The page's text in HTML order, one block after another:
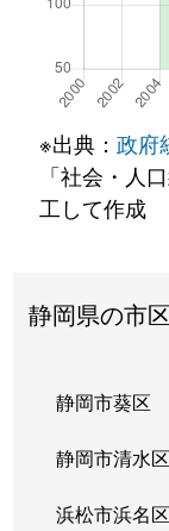
※出典： 政府
「社会・人
工して作成
静岡県の市
静岡市葵区
静岡市清水区
浜松市浜名区